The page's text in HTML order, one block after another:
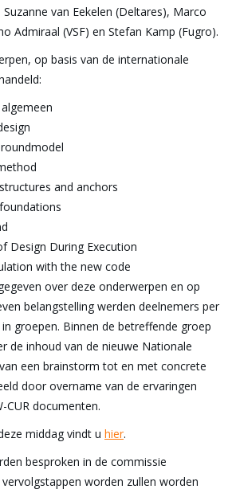
van Eekelen (Deltares), Marco
Admiraal (VSF) en Stefan Kamp (Fugro).
op basis van de internationale
and anchors
Design During Execution
with the new code
over deze onderwerpen en op
belangstelling werden deelnemers per
groepen. Binnen de betreffende groep
de inhoud van de nieuwe Nationale
een brainstorm tot en met concrete
door overname van de ervaringen
CUR documenten.
middag vindt u hier.
besproken in de commissie
worden zullen worden